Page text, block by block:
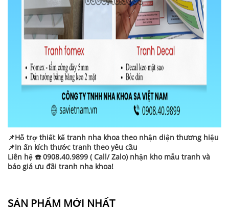
📌Hỗ trợ thiết kế tranh nha khoa theo nhận diện thương hiệu
📌In ấn kích thước tranh theo yêu cầu
Liên hệ ☎️ 0908.40.9899 ( Call/ Zalo) nhận kho mẫu tranh và
báo giá ưu đãi tranh nha khoa!
SẢN PHẨM MỚI NHẤT